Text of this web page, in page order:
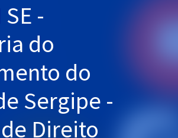
-
do
do
Sergipe -
Direito